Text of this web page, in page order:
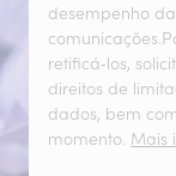
desempenho
retificá‑los,
direitos de
dados, bem
momento. Mais